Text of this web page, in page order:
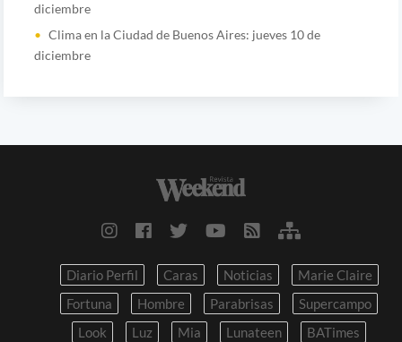
diciembre
Clima en la Ciudad de Buenos Aires: jueves 10 de
diciembre
Diario Perfil Caras Noticias
Marie Claire
Fortuna
Hombre Parabrisas
Supercampo
Look
Luz Mia Lunateen BATimes